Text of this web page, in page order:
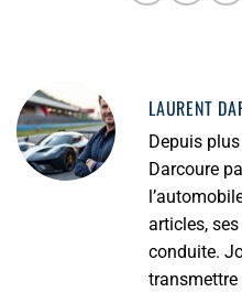
LAURENT
Depuis
Darcoure
articles,
conduite.
transmettre